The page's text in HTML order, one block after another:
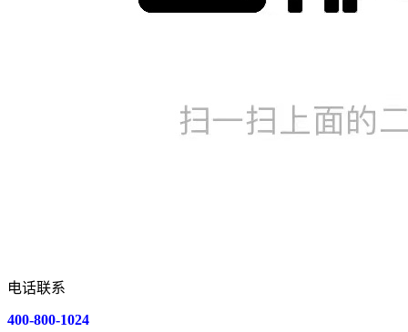
电话联系
400-800-1024